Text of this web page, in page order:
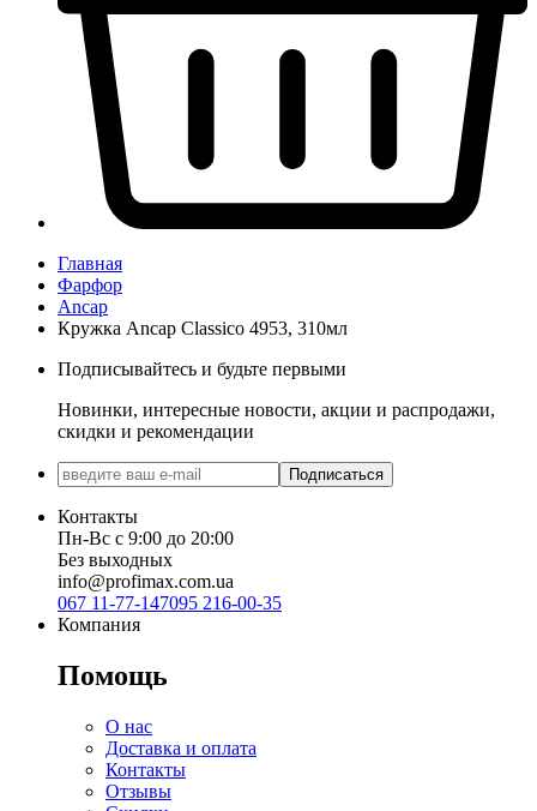
Главная
Фарфор
Ancap
Кружка Ancap Classico 4953, 310мл
Подписывайтесь и будьте первыми
Новинки, интересные новости, акции и распродажи,
скидки и рекомендации
Подписаться
Контакты
Пн-Вс с 9:00 до 20:00
Без выходных
info@profimax.com.ua
067 11-77-147095 216-00-35
Компания
Помощь
О нас
Доставка и оплата
Контакты
Отзывы